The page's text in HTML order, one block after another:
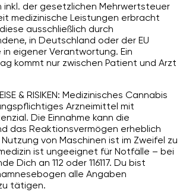
inkl. der gesetzlichen Mehrwertsteuer
medizinische Leistungen erbracht
ausschließlich durch
in Deutschland oder der EU
eigener Verantwortung. Ein
kommt nur zwischen Patient und Arzt
& RISIKEN: Medizinisches Cannabis
Arzneimittel mit
Die Einnahme kann die
das Reaktionsvermögen erheblich
von Maschinen ist im Zweifel zu
ist ungeeignet für Notfälle – bei
Dich an 112 oder 116117. Du bist
alle Angaben
tätigen.